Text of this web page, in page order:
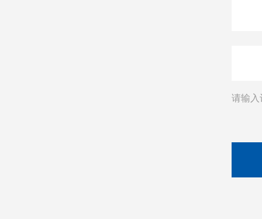
请输入